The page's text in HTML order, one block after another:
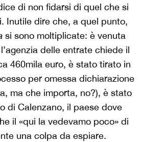
di non fidarsi di quel che si
Inutile dire che, a quel punto,
si sono moltiplicate: è venuta
delle entrate chiede il
460mila euro, è stato tirato in
per omessa dichiarazione
ma che importa, no?), è stato
di Calenzano, il paese dove
il «qui la vedevamo poco» di
una colpa da espiare.